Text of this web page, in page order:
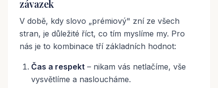
závazek
V době, kdy slovo „prémiový" zní ze všech
stran, je důležité říct, co tím myslíme my. Pro
nás je to kombinace tří základních hodnot:
Čas a respekt – nikam vás netlačíme, vše
vysvětlíme a nasloucháme.